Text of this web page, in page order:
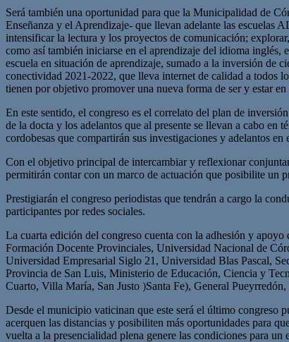
Será también una oportunidad para que la Municipalidad de
Enseñanza y el Aprendizaje- que llevan adelante las escuelas
intensificar la lectura y los proyectos de comunicación;
como así también iniciarse en el aprendizaje del idioma inglés,
escuela en situación de aprendizaje, sumado a la inversión de
conectividad 2021-2022, que lleva internet de calidad a todos
tienen por objetivo promover una nueva forma de ser y estar en
En este sentido, el congreso es el correlato del plan de
de la docta y los adelantos que al presente se llevan a cabo en
cordobesas que compartirán sus investigaciones y adelantos
Con el objetivo principal de intercambiar y reflexionar
permitirán contar con un marco de actuación que posibilite un
Prestigiarán el congreso periodistas que tendrán a cargo la
participantes por redes sociales.
La cuarta edición del congreso cuenta con la adhesión y
Formación Docente Provinciales, Universidad Nacional de
Universidad Empresarial Siglo 21, Universidad Blas Pascal,
Provincia de San Luis, Ministerio de Educación, Ciencia y
Cuarto, Villa María, San Justo )Santa Fe), General
Desde el municipio vaticinan que este será el último congreso
acerquen las distancias y posibiliten más oportunidades para
vuelta a la presencialidad plena genere las condiciones para